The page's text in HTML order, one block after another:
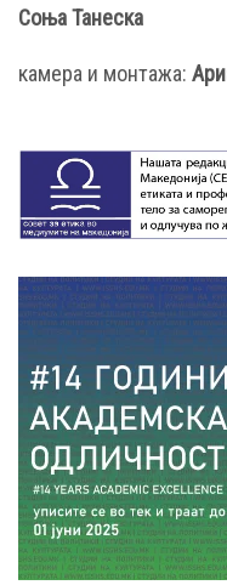
Соња Танеска
камера и монтажа: